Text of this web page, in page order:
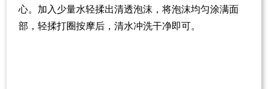
心。 加入少量水轻揉出清透泡沫，将泡沫均匀涂满面
部，轻揉打圈按摩后，清水冲洗干净即可。